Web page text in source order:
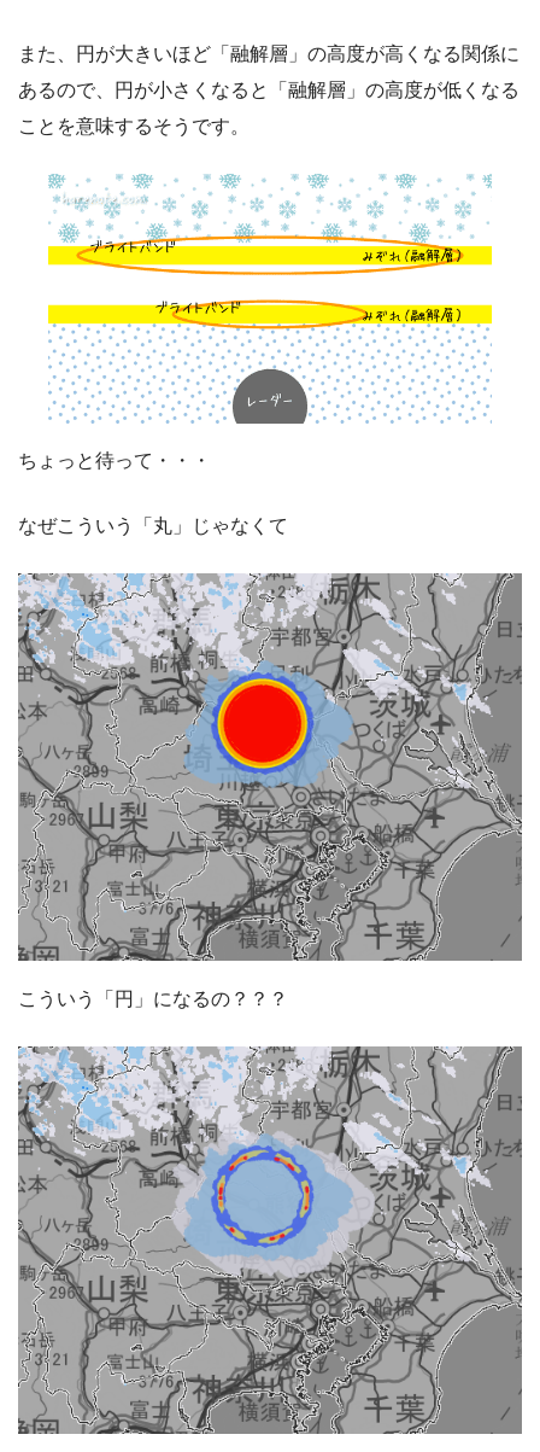
また、円が大きいほど「融解層」の高度が高くなる関係に
あるので、円が小さくなると「融解層」の高度が低くなる
ことを意味するそうです。
ちょっと待って・・・
なぜこういう「丸」じゃなくて
こういう「円」になるの？？？